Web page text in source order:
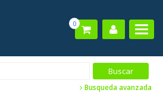
0
Busqueda avanzada